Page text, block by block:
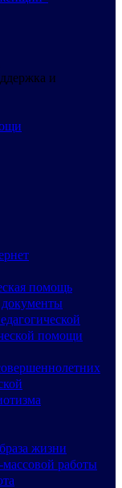
и
помощь
помощи
жизни
работы